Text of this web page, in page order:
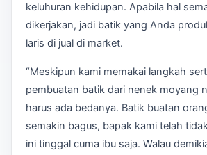
keluhuran kehidupan. Apabila hal
dikerjakan, jadi batik yang Anda
laris di jual di market.
“Meskipun kami memakai langkah
pembuatan batik dari nenek moyang
harus ada bedanya. Batik buatan
semakin bagus, bapak kami telah
ini tinggal cuma ibu saja. Walau